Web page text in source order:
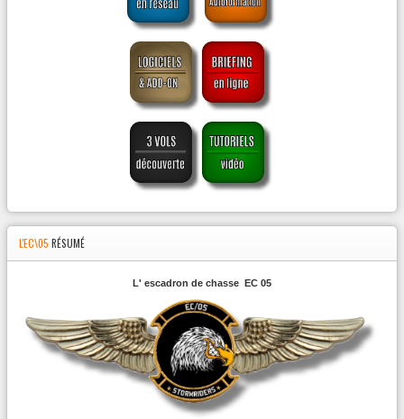
L'EC\05 RÉSUMÉ
L' escadron de chasse EC 05